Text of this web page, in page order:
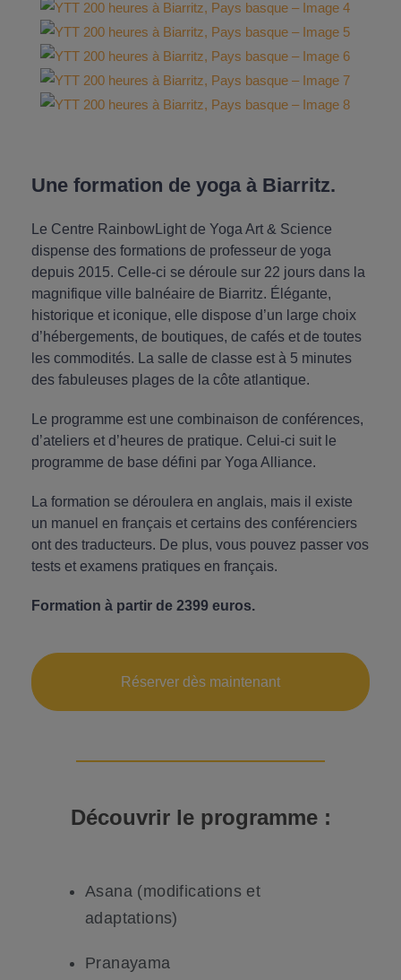
Une formation de yoga à Biarritz.
Le Centre RainbowLight de Yoga Art & Science
dispense des formations de professeur de yoga
depuis 2015. Celle-ci se déroule sur 22 jours dans la
magnifique ville balnéaire de Biarritz. Élégante,
historique et iconique, elle dispose d’un large choix
d’hébergements, de boutiques, de cafés et de toutes
les commodités. La salle de classe est à 5 minutes
des fabuleuses plages de la côte atlantique.
Le programme est une combinaison de conférences,
d’ateliers et d’heures de pratique. Celui-ci suit le
programme de base défini par Yoga Alliance.
La formation se déroulera en anglais, mais il existe
un manuel en français et certains des conférenciers
ont des traducteurs. De plus, vous pouvez passer vos
tests et examens pratiques en français.
Formation à partir de 2399 euros.
Réserver dès maintenant
Découvrir le programme:
Asana (modifications et
adaptations)
Pranayama